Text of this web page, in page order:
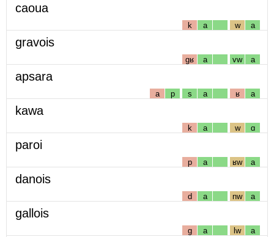
caoua
k a w a
gravois
gʁ a vw a
apsara
a p s a ʁ a
kawa
k a w ɑ
paroi
p a ʁw a
danois
d a nw a
gallois
g a lw a